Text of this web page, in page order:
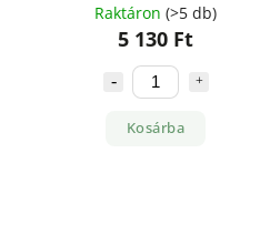
Raktáron (>5 db)
5 130 Ft
Kosárba